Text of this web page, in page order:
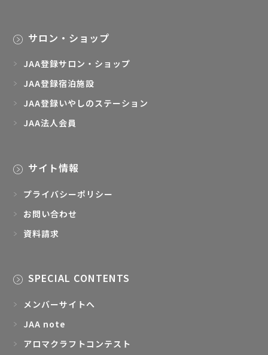
サロン・ショップ
JAA登録サロン・ショップ
JAA登録宿泊施設
JAA登録いやしのステーション
JAA法人会員
サイト情報
プライバシーポリシー
お問い合わせ
資料請求
SPECIAL CONTENTS
メンバーサイトへ
JAA note
アロマクラフトコンテスト